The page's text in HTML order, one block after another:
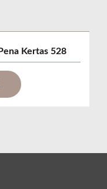
Kertas 528